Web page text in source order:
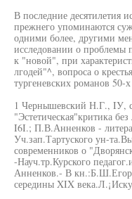
В последние десятилетия
прежнего упоминаются
одними более, другими
исследовании о проблемы
к "новой", при
лгодей"^, вопроса о
тургеневских романов 50-х
1 Чернышевский Н.Г., IУ,
"Эстетическая"критика
I6I.; П.В.Анненков -
Уч.зап.Тартуского ун-
современников о
-Науч.тр.Курского
Анненков.- В
середины XIX